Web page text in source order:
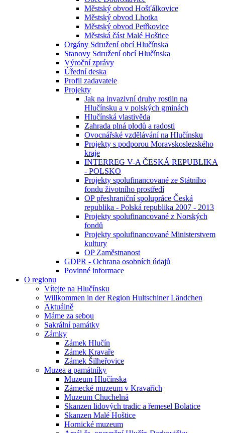
Městský obvod Hošťálkovice
Městský obvod Lhotka
Městský obvod Petřkovice
Městská část Malé Hoštice
Orgány Sdružení obcí Hlučínska
Stanovy Sdružení obcí Hlučínska
Výroční zprávy
Úřední deska
Profil zadavatele
Projekty
Jak na invazivní druhy rostlin na
Hlučínsku a v polských gminách
Hlučínská vlastivěda
Zahrada plná plodů a radosti
Ovocnářské vzdělávání na Hlučínsku
Projekty s podporou Moravskoslezského
kraje
INTERREG V-A ČESKÁ REPUBLIKA
- POLSKO
Projekty spolufinancované ze Státního
fondu životního prostředí
OP přeshraniční spolupráce Česká
republika - Polská republika 2007 - 2013
Projekty spolufinancované z Norských
fondů
Projekty spolufinancované Ministerstvem
kultury
OP Zaměstnanost
GDPR - Ochrana osobních údajů
Povinné informace
O regionu
Vítejte na Hlučínsku
Willkommen in der Region Hultschiner Ländchen
Aktuálně
Máme za sebou
Sakrální památky
Zámky
Zámek Hlučín
Zámek Kravaře
Zámek Šilheřovice
Muzea a památníky
Muzeum Hlučínska
Zámecké muzeum v Kravařích
Muzeum Chuchelná
Skanzen lidových tradic a řemesel Bolatice
Skanzen Malé Hoštice
Hornické muzeum